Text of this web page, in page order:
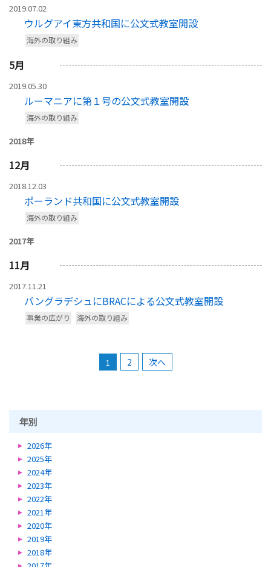
2019.07.02
ウルグアイ東方共和国に公文式教室開設
海外の取り組み
5月
2019.05.30
ルーマニアに第１号の公文式教室開設
海外の取り組み
2018年
12月
2018.12.03
ポーランド共和国に公文式教室開設
海外の取り組み
2017年
11月
2017.11.21
バングラデシュにBRACによる公文式教室開設
事業の広がり 海外の取り組み
1 2 次へ
年別
2026年
2025年
2024年
2023年
2022年
2021年
2020年
2019年
2018年